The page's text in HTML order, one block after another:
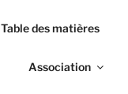
Table des matières
Association